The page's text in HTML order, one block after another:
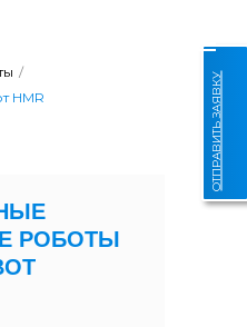
ОТПРАВИТЬ ЗАЯВКУ
/
HMR
РОБОТЫ